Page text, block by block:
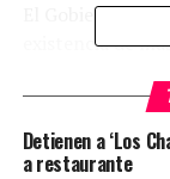
El Gobierno
existencia de
TEMAS
OTUZCO
Detienen a ‘Los
a restaurante